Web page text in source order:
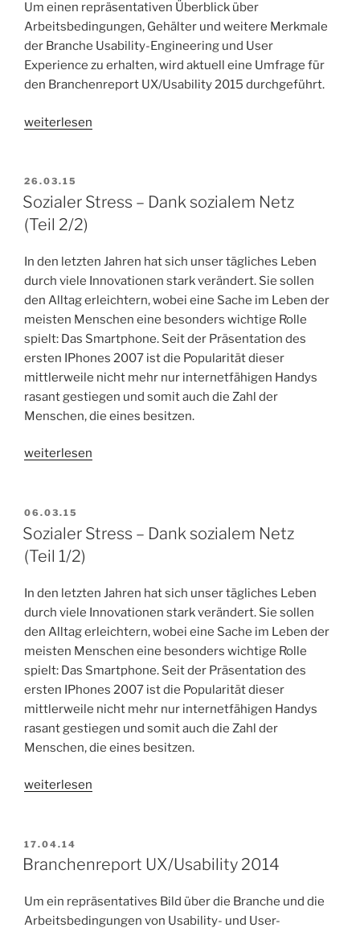
Um einen repräsentativen Überblick über
Arbeitsbedingungen, Gehälter und weitere Merkmale
der Branche Usability-Engineering und User
Experience zu erhalten, wird aktuell eine Umfrage für
den Branchenreport UX/Usability 2015 durchgeführt.
„Branchenreport
weiterlesen
VERÖFFENTLICHT
AM
26.03.15
Sozialer Stress – Dank sozialem Netz
(Teil 2/2)
In den letzten Jahren hat sich unser tägliches Leben
durch viele Innovationen stark verändert. Sie sollen
den Alltag erleichtern, wobei eine Sache im Leben der
meisten Menschen eine besonders wichtige Rolle
spielt: Das Smartphone. Seit der Präsentation des
ersten IPhones 2007 ist die Popularität dieser
mittlerweile nicht mehr nur internetfähigen Handys
rasant gestiegen und somit auch die Zahl der
Menschen, die eines besitzen.
„Sozialer
Dank
sozialem
Netz
(Teil 2/2)“
weiterlesen
VERÖFFENTLICHT
AM
06.03.15
Sozialer Stress – Dank sozialem Netz
(Teil 1/2)
In den letzten Jahren hat sich unser tägliches Leben
durch viele Innovationen stark verändert. Sie sollen
den Alltag erleichtern, wobei eine Sache im Leben der
meisten Menschen eine besonders wichtige Rolle
spielt: Das Smartphone. Seit der Präsentation des
ersten IPhones 2007 ist die Popularität dieser
mittlerweile nicht mehr nur internetfähigen Handys
rasant gestiegen und somit auch die Zahl der
Menschen, die eines besitzen.
„Sozialer
Dank
sozialem
(Teil 1/2)“
weiterlesen
VERÖFFENTLICHT
AM
17.04.14
Branchenreport UX/Usability 2014
Um ein repräsentatives Bild über die Branche und die
Arbeitsbedingungen von Usability- und User-